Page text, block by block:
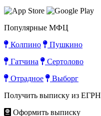
Популярные МФЦ
Колпино
Пушкино
Гатчина
Сертолово
Отрадное
Выборг
Получить выписку из ЕГРН
Оформить выписку